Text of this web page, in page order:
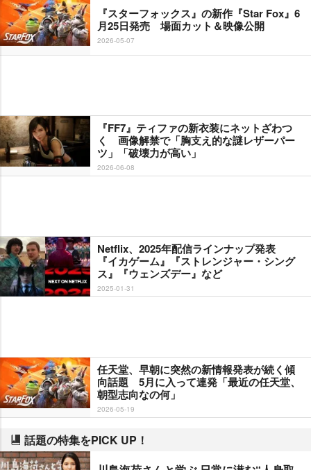
『スターフォックス』の新作『Star Fox』6
月25日発売 場面カット＆映像公開
2026-05-07
『FF7』ティファの新衣装にネットざわつ
く 画像解禁で「胸支え的な謎レザーパー
ツ」「破壊力が高い」
2026-06-08
Netflix、2025年配信ラインナップ発表
『イカゲーム』『ストレンジャー・シング
ス』『ウェンズデー』など
2025-01-31
任天堂、早朝に突然の新情報発表が続く傾
向話題 5月に入って連発「最近の任天堂、
朝型志向なの何」
2026-05-19
話題の特集をPICK UP！